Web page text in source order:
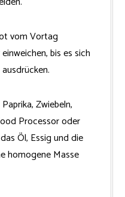
vom Vortag
bis es sich
Zwiebeln,
Processor oder
Öl, Essig und die
homogene Masse